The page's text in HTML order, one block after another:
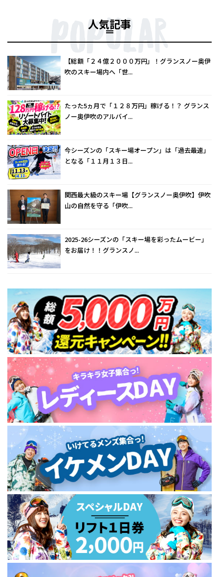
人気記事
【総額「２４億２０００万円」！グランスノー奥伊
吹のスキー場内へ「世...
たった5ヵ月で「１２８万円」稼げる！？ グランス
ノー奥伊吹のアルバイ...
今シーズンの「スキー場オープン」は「過去最速」
となる「１１月１３日...
関西最大級のスキー場【グランスノー奥伊吹】伊吹
山の自然を守る「伊吹...
2025-26シーズンの「スキー場を彩ったムービー」
をお届け！！グランスノ...